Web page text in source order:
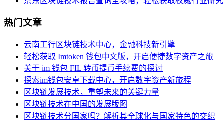
热门文章
云南工行区块链技术中心，金融科技新引擎
轻松获取 Imtoken 钱包中文版，开启便捷数字资产之旅
关于 im 钱包 FIL 转币提币手续费的探讨
探索im钱包安卓下载中心，开启数字资产新旅程
区块链发展技术，重塑未来的关键力量
区块链技术在中国的发展版图
区块链技术分国家吗？解析其全球化与国家特色的交织